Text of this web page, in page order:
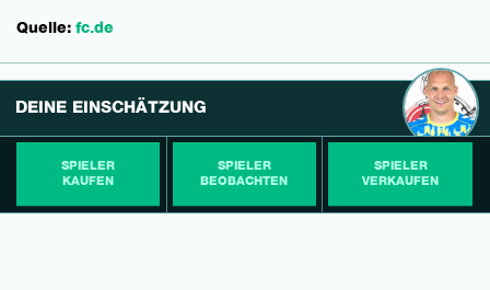
Quelle: fc.de
DEINE EINSCHÄTZUNG
SPIELER
KAUFEN
SPIELER
BEOBACHTEN
SPIELER
VERKAUFEN